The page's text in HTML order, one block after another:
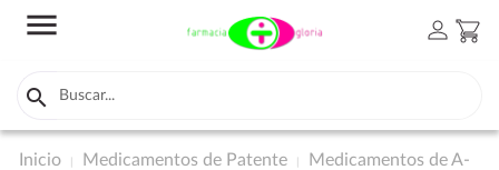
menu person shopping_cart

Inicio Medicamentos de Patente
Medicamentos de A-